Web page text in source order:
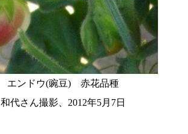
エンドウ(豌豆) 赤花品種
和代さん撮影、2012年5月7日